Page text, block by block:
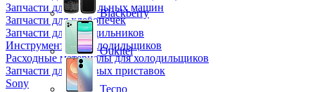
Запчасти для стиральных машин
Запчасти для хлебопечек
Запчасти для холодильников
Инструмент для холодильщиков
Расходные материалы для холодильщиков
Запчасти для игровых приставок
Sony
Blackberry
Oukitel
Tecno